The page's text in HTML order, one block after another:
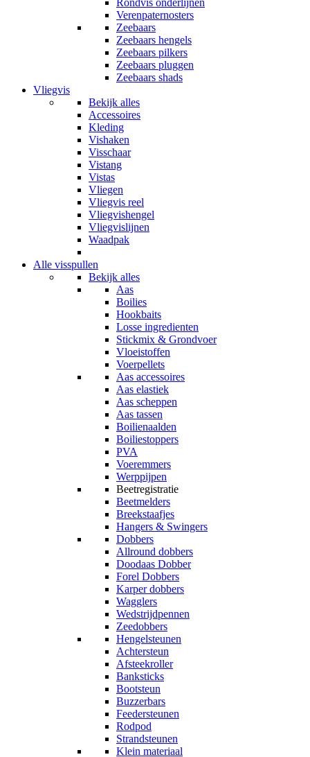
Rondvis onderlijnen
Verenpaternosters
Zeebaars
Zeebaars hengels
Zeebaars pilkers
Zeebaars pluggen
Zeebaars shads
Vliegvis
Bekijk alles
Accessoires
Kleding
Vishaken
Visschaar
Vistang
Vistas
Vliegen
Vliegvis reel
Vliegvishengel
Vliegvislijnen
Waadpak
Alle visspullen
Bekijk alles
Aas
Boilies
Hookbaits
Losse ingredienten
Stickmix & Grondvoer
Vloeistoffen
Voerpellets
Aas accessoires
Aas elastiek
Aas scheppen
Aas tassen
Boilienaalden
Boiliestoppers
PVA
Voeremmers
Werppijpen
Beetregistratie
Beetmelders
Breekstaafjes
Hangers & Swingers
Dobbers
Allround dobbers
Doodaas Dobber
Forel Dobbers
Karper dobbers
Wagglers
Wedstrijdpennen
Zeedobbers
Hengelsteunen
Achtersteun
Afsteekroller
Banksticks
Bootsteun
Buzzerbars
Feedersteunen
Rodpod
Strandsteunen
Klein materiaal